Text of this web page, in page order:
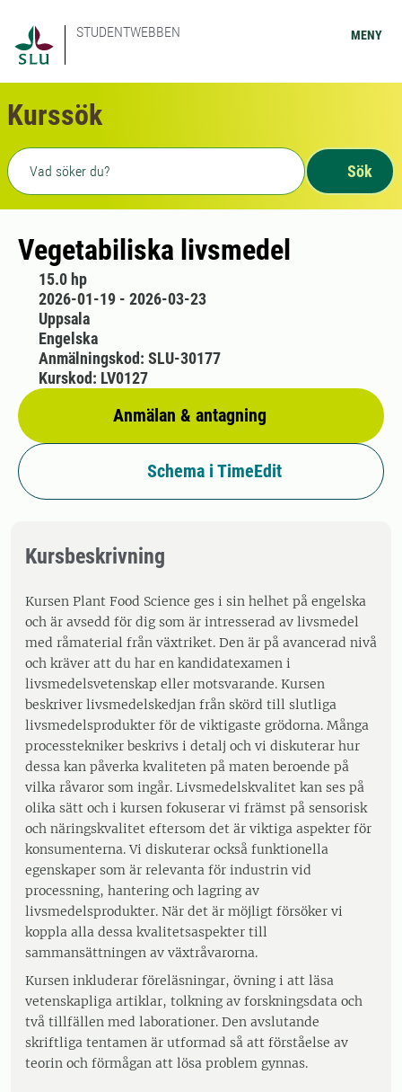
STUDENTWEBBEN MENY
Kurssök
Fritext sökning
Sök
Vegetabiliska livsmedel
15.0 hp
2026-01-19 - 2026-03-23
Uppsala
Engelska
Anmälan & antagning
Anmälningskod: SLU-30177
Kurskod: LV0127
Schema i TimeEdit
Kursbeskrivning
Kursen Plant Food Science ges i sin helhet på engelska
och är avsedd för dig som är intresserad av livsmedel
med råmaterial från växtriket. Den är på avancerad nivå
och kräver att du har en kandidatexamen i
livsmedelsvetenskap eller motsvarande. Kursen
beskriver livsmedelskedjan från skörd till slutliga
livsmedelsprodukter för de viktigaste grödorna. Många
processtekniker beskrivs i detalj och vi diskuterar hur
dessa kan påverka kvaliteten på maten beroende på
vilka råvaror som ingår. Livsmedelskvalitet kan ses på
olika sätt och i kursen fokuserar vi främst på sensorisk
och näringskvalitet eftersom det är viktiga aspekter för
konsumenterna. Vi diskuterar också funktionella
egenskaper som är relevanta för industrin vid
processning, hantering och lagring av
livsmedelsprodukter. När det är möjligt försöker vi
koppla alla dessa kvalitetsaspekter till
sammansättningen av växtråvarorna.
Kursen inkluderar föreläsningar, övning i att läsa
vetenskapliga artiklar, tolkning av forskningsdata och
två tillfällen med laborationer. Den avslutande
skriftliga tentamen är utformad så att förståelse av
teorin och förmågan att lösa problem gynnas.